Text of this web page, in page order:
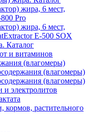
жира, 6 мест,
Pro
жира, 6 мест,
E-500 SOX
Каталог
и витаминов
(влагомеры)
(влагомеры)
(влагомеры)
и электролитов
кормов, растительного